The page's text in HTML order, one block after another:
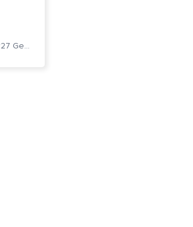
Pavillon Sicli, rte des Acacias 45, 1227 Genève